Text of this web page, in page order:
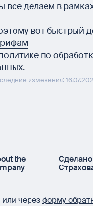
все делаем в
.
вот быстрый
по
.
изменения:
the
или черезформу